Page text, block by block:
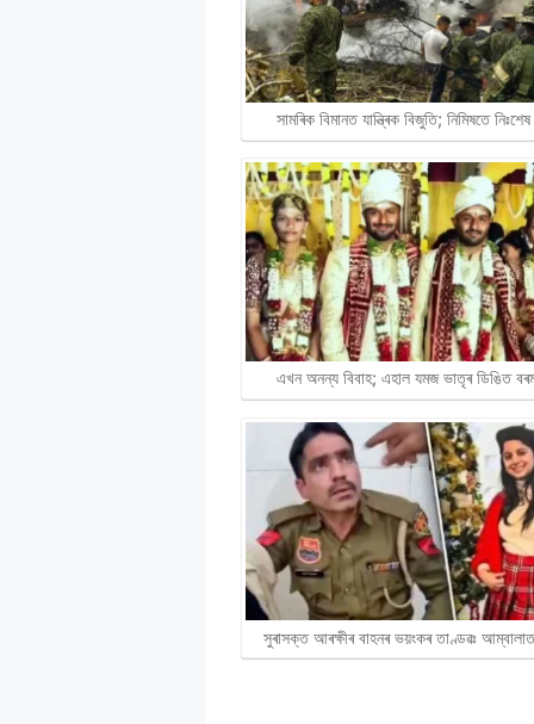
সামৰিক বিমানত যান্ত্ৰিক বিজুতি; নিমিষতে
এখন অনন্য বিবাহ; এহাল যমজ ভাতৃৰ ডিঙিত
সুৰাসক্ত আৰক্ষীৰ বাহনৰ ভয়ংকৰ তাণ্ডৱঃ